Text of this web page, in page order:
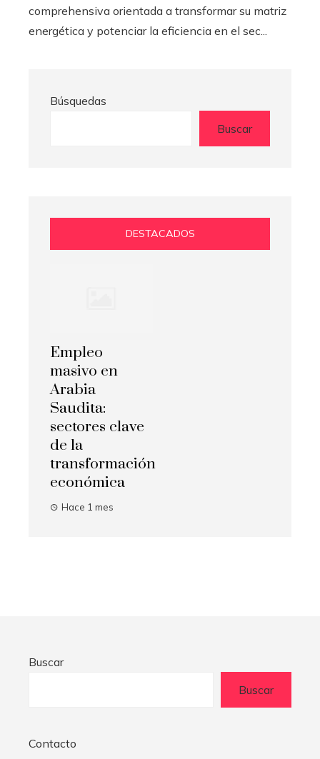
comprehensiva orientada a transformar su matriz
energética y potenciar la eficiencia en el sec...
Búsquedas
Buscar
DESTACADOS
Empleo
masivo en
Arabia
Saudita:
sectores clave
de la
transformación
económica
Hace 1 mes
Buscar
Buscar
Contacto